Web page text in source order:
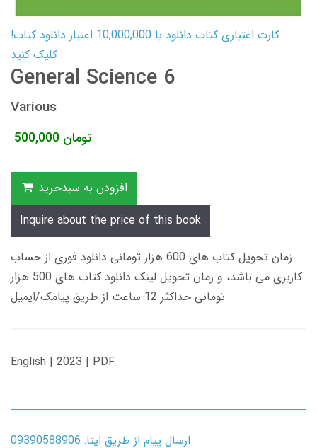
کارت اعتباری کتاب دانلود با 10,000,000 اعتبار دانلود کتاب!
کلیک کنید
General Science 6
Various
500,000 تومان
افزودن به سبدخرید
Inquire about the price of this book
زمان تحویل کتاب های 600 هزار تومانی دانلود فوری از حساب
کاربری می باشد، و زمان تحویل لینک دانلود کتاب های 500 هزار
تومانی حداکثر 12 ساعت از طریق پیامک/ایمیل
English | 2023 | PDF
ارسال پیام از طریق ایتا: 09390588906